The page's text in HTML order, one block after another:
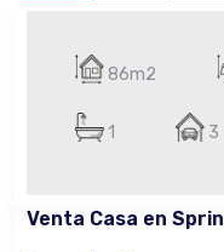
86m2
1 3
Venta Casa en